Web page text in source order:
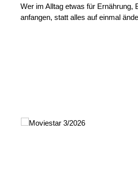
Wer im Alltag etwas für Ernährung,
anfangen, statt alles auf einmal